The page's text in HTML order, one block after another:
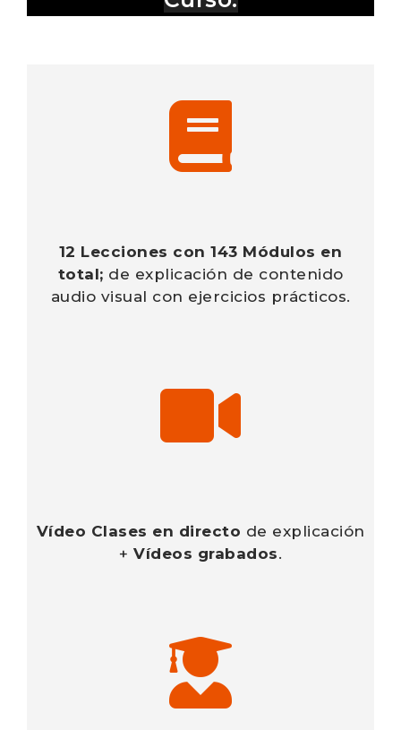
12 Lecciones con 143 Módulos en
total; de explicación de contenido
audio visual con ejercicios prácticos.
Vídeo Clases en directo de explicación
+ Vídeos grabados.